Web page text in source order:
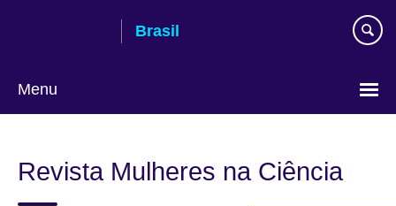
Brasil
Menu
language
Revista Mulheres na Ciência